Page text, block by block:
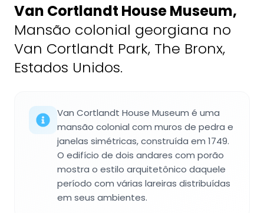
Van Cortlandt House Museum,
Mansão colonial georgiana no
Van Cortlandt Park, The Bronx,
Estados Unidos.
Van Cortlandt House Museum é uma
mansão colonial com muros de pedra e
janelas simétricas, construída em 1749.
O edifício de dois andares com porão
mostra o estilo arquitetônico daquele
período com várias lareiras distribuídas
em seus ambientes.